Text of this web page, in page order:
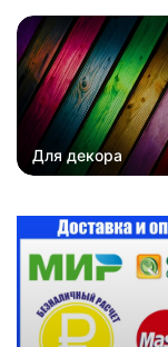
Для декора